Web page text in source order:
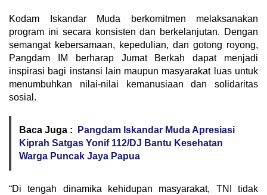
Kodam Iskandar Muda berkomitmen melaksanakan
program ini secara konsisten dan berkelanjutan. Dengan
semangat kebersamaan, kepedulian, dan gotong royong,
Pangdam IM berharap Jumat Berkah dapat menjadi
inspirasi bagi instansi lain maupun masyarakat luas untuk
menumbuhkan nilai-nilai kemanusiaan dan solidaritas
sosial.
Baca Juga :
Pangdam Iskandar Muda Apresiasi
Kiprah Satgas Yonif 112/DJ Bantu Kesehatan
Warga Puncak Jaya Papua
“Di tengah dinamika kehidupan masyarakat, TNI tidak